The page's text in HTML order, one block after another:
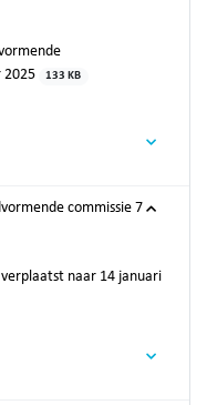
2025
133 KB
commissie 7
naar 14 januari